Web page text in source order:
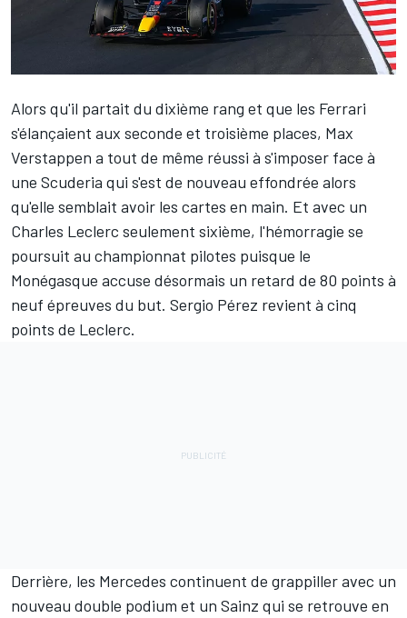
Alors qu'il partait du dixième rang et que les Ferrari
s'élançaient aux seconde et troisième places, Max
Verstappen a tout de même réussi à s'imposer face à
une Scuderia qui s'est de nouveau effondrée alors
qu'elle semblait avoir les cartes en main. Et avec un
Charles Leclerc seulement sixième, l'hémorragie se
poursuit au championnat pilotes puisque le
Monégasque accuse désormais un retard de 80 points à
neuf épreuves du but. Sergio Pérez revient à cinq
points de Leclerc.
Derrière, les Mercedes continuent de grappiller avec un
nouveau double podium et un Sainz qui se retrouve en